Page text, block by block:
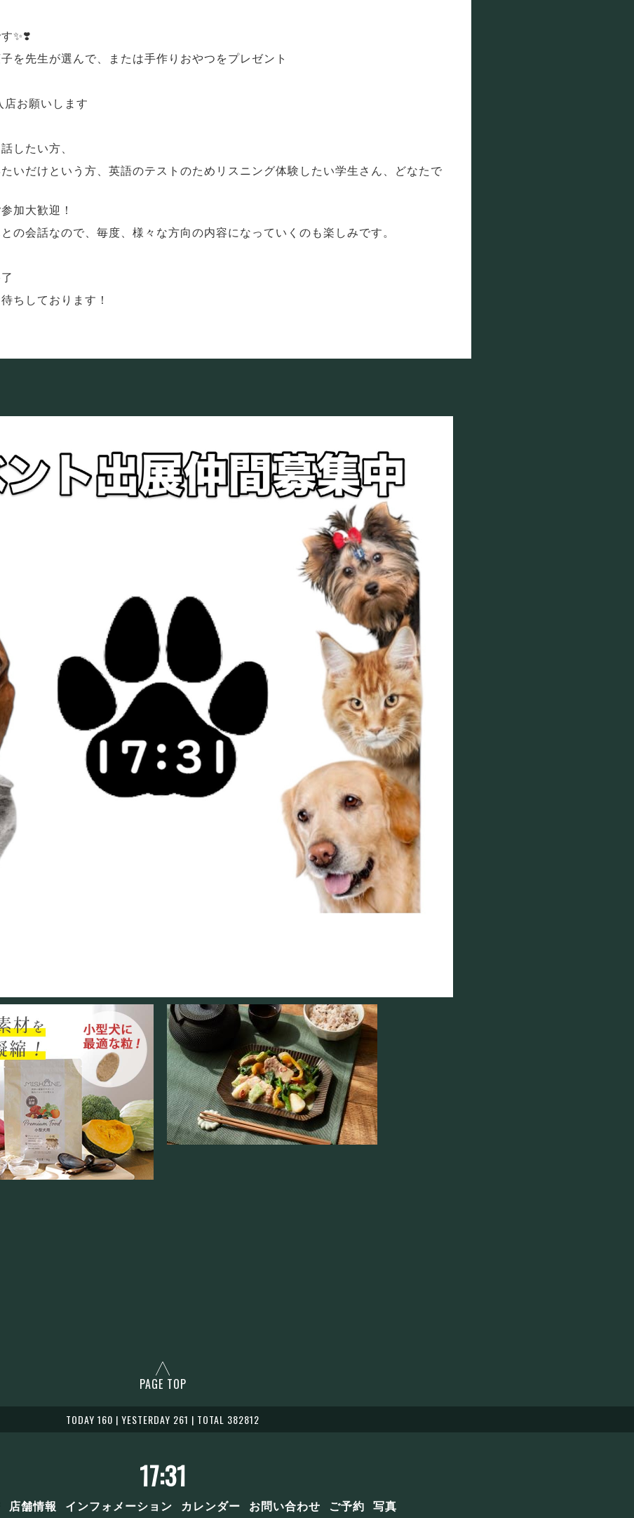
✨❣️
を先生が選んで、または手作りおやつをプレゼント
お願いします
したい方、
いだけという方、英語のテストのためリスニング体験したい学生さん、どなたで
加大歓迎！
の会話なので、毎度、様々な方向の内容になっていくのも楽しみです。
ちしております！
PAGE TOP
TODAY 160 | YESTERDAY 261 | TOTAL 382812
17:31
店舗情報 インフォメーション カレンダー お問い合わせ ご予約 写真